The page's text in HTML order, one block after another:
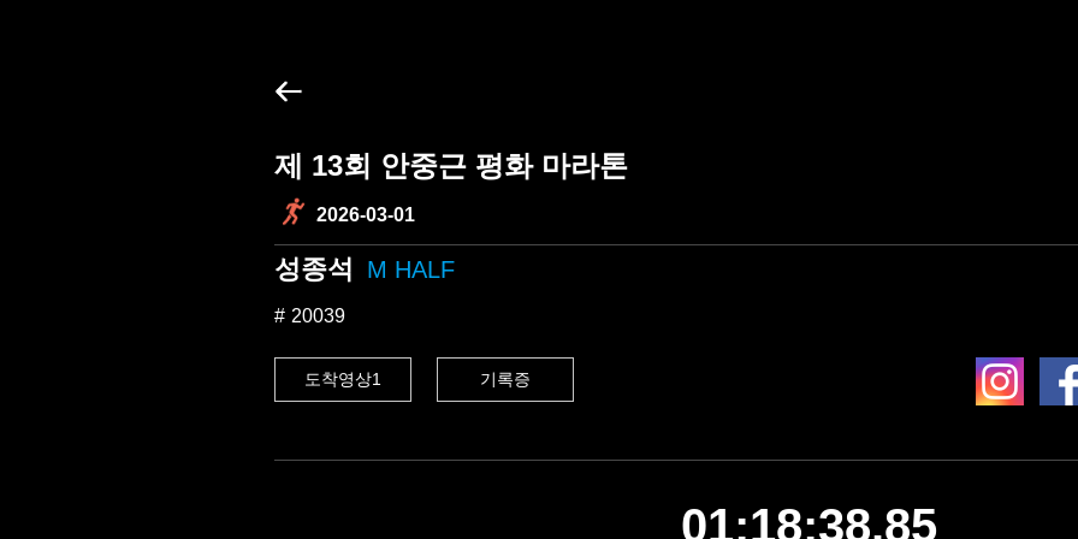
제 13회 안중근 평화 마라톤
2026-03-01
성종석 M HALF
20039
도착영상1 기록증
01:18:38.85